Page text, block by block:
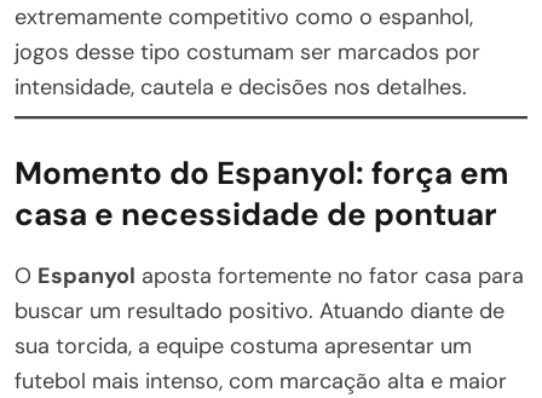
extremamente competitivo como o espanhol,
jogos desse tipo costumam ser marcados por
intensidade, cautela e decisões nos detalhes.
Momento do Espanyol: força em
casa e necessidade de pontuar
O Espanyol aposta fortemente no fator casa para
buscar um resultado positivo. Atuando diante de
sua torcida, a equipe costuma apresentar um
futebol mais intenso, com marcação alta e maior